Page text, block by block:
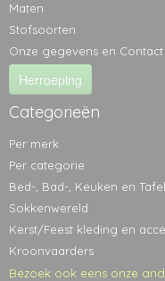
Maten
Stofsoorten
Onze gegevens en Contact
Herroeping
Categorieën
Per merk
Per categorie
Bed-, Bad-, Keuken en
Sokkenwereld
Kerst/Feest kleding en
Kroonvaarders
Bezoek ook eens onze